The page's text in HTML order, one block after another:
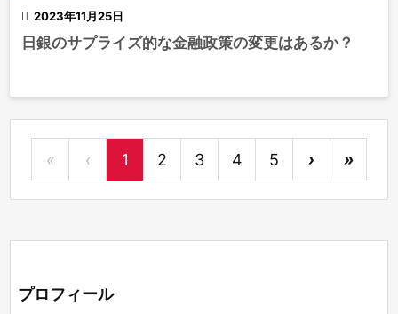
 2023年11月25日
日銀のサプライズ的な金融政策の変更はあるか？
« ‹ 1 2 3 4 5 › »
プロフィール